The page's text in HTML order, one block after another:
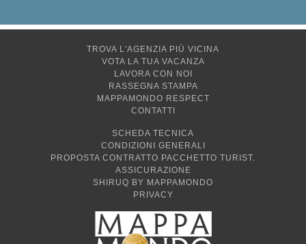
TROVA L'AGENZIA PIÙ VICINA
VOTA LA TUA VACANZA
LAVORA CON NOI
RASSEGNA STAMPA
MAPPAMONDO RESPECT
CONTATTI
SCHEDA TECNICA
CONDIZIONI GENERALI
PROPOSTA CONTRATTO PACCHETTO TURIST.
ASSICURAZIONE
SHIRUQ BY MAPPAMONDO
PRIVACY